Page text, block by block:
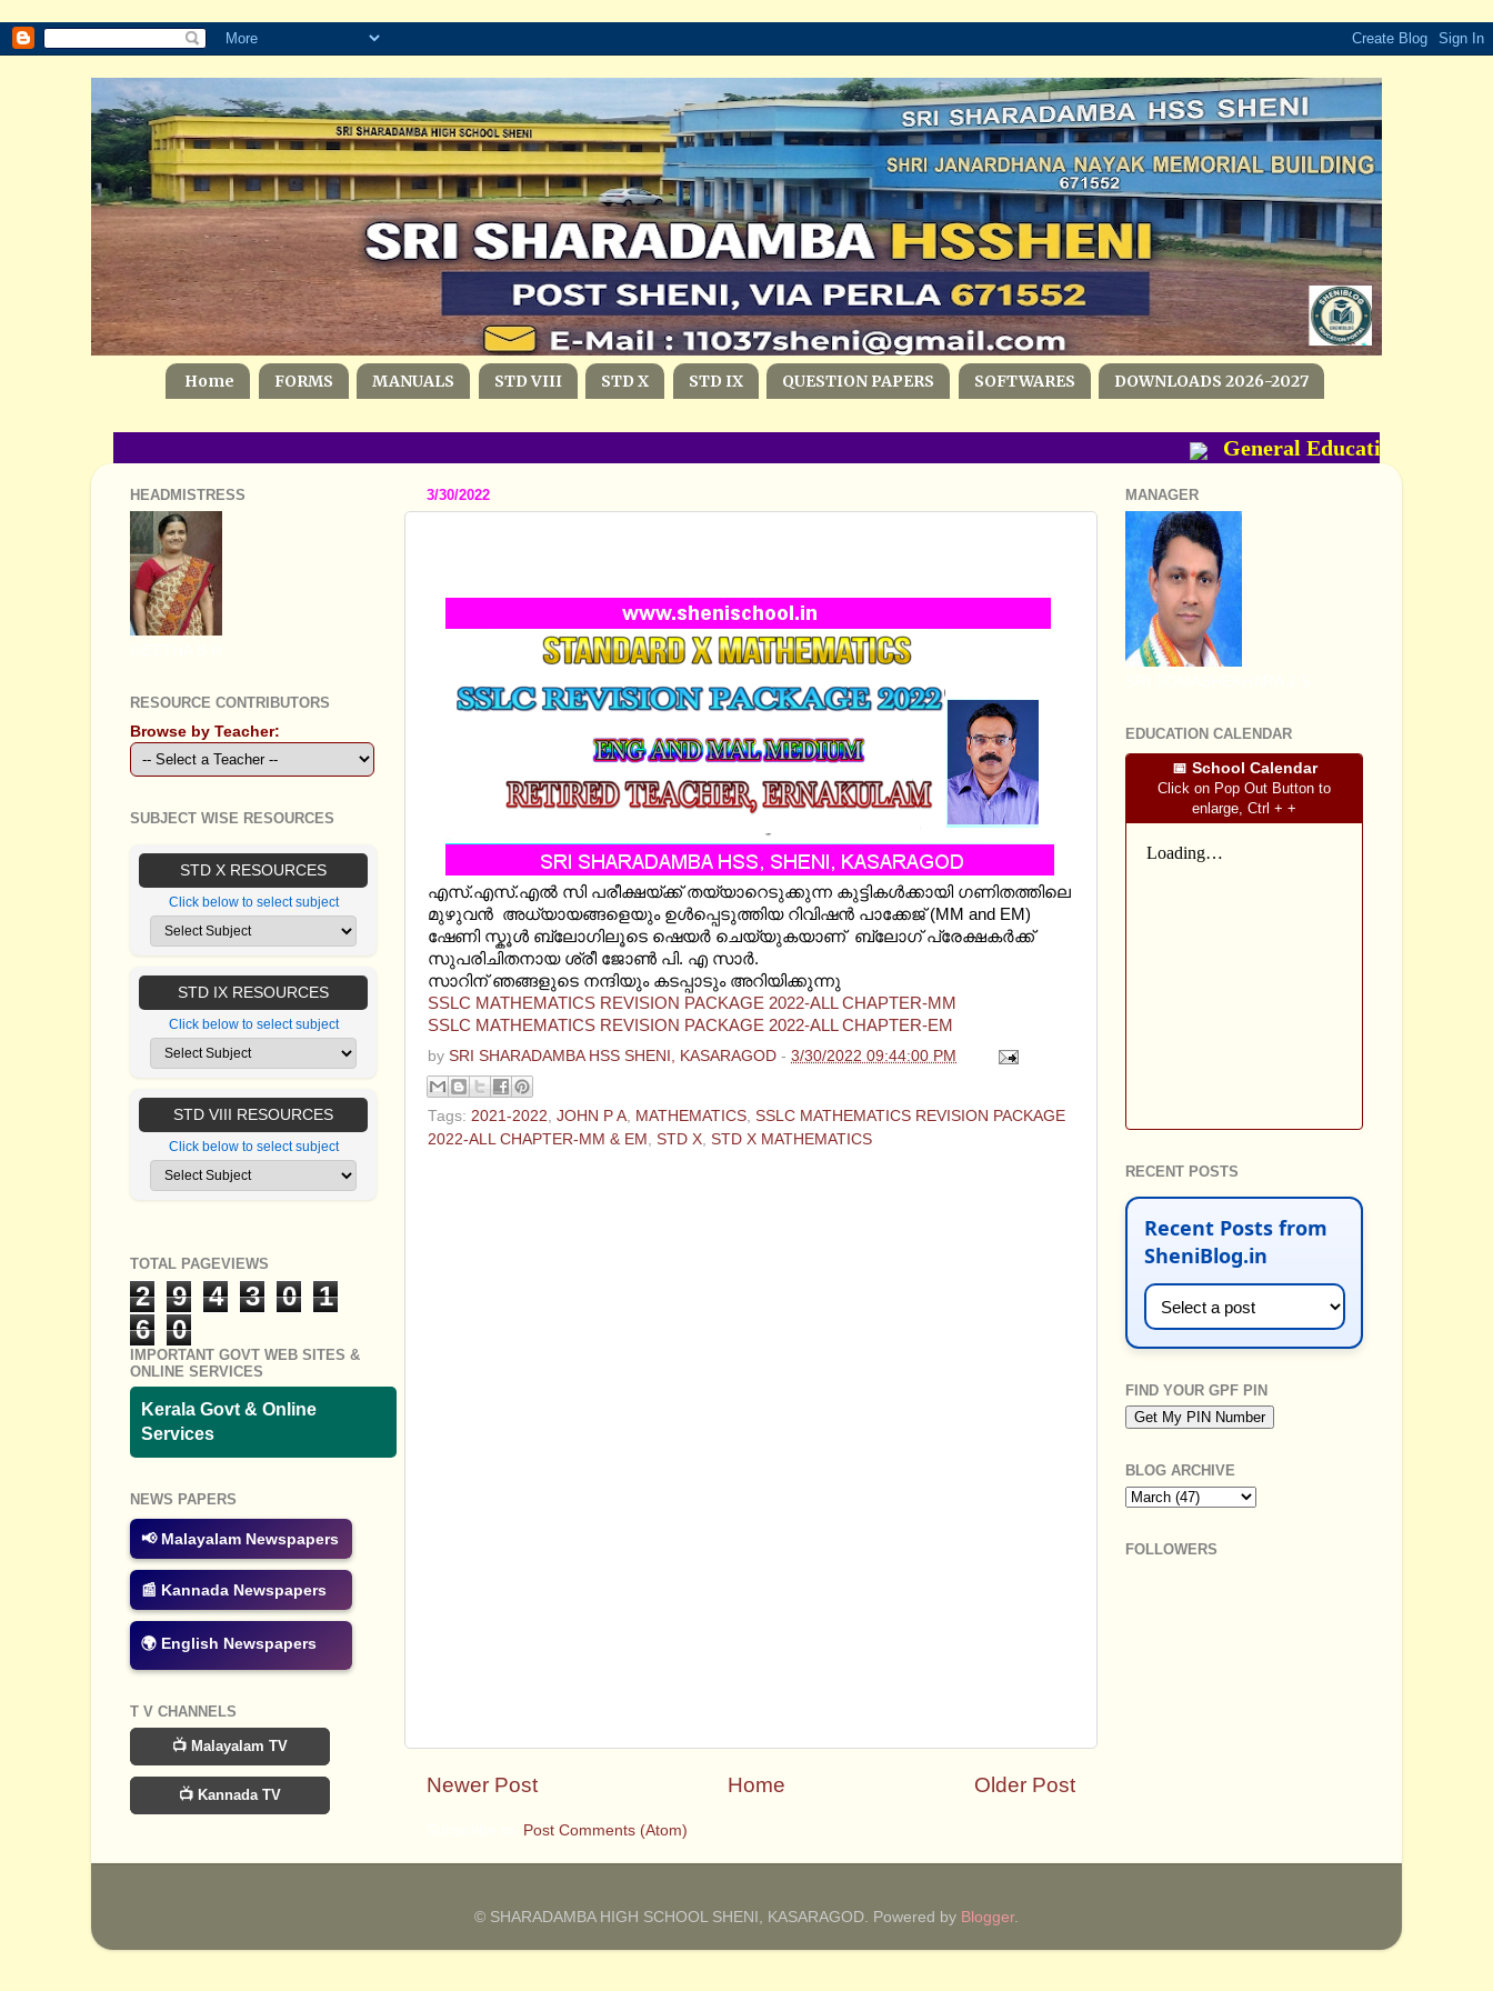
Home FORMS MANUALS STD VIII STD X STD IX QUESTION PAPERS SOFTWARES DOWNLOADS 2026-2027
General Education
3/30/2022
എസ്.എസ്.എല്‍ സി പരീക്ഷയ്ക്ക് തയ്യാറെടുക്കുന്ന കുട്ടികള്‍ക്കായി ഗണിതത്തിലെ
മുഴുവന്‍ അധ്യായങ്ങളെയും ഉള്‍പ്പെടുത്തിയ റിവിഷന്‍ പാക്കേജ് (MM and EM)
ഷേണി സ്കൂള്‍ ബ്ലോഗിലൂടെ ഷെയര്‍ ചെയ്യുകയാണ് ബ്ലോഗ് പ്രേക്ഷകര്‍ക്ക്
സുപരിചിതനായ ശ്രീ ജോണ്‍ പി. എ സാര്‍.
സാറിന് ഞങ്ങളുടെ നന്ദിയും കടപ്പാടും അറിയിക്കുന്നു
SSLC MATHEMATICS REVISION PACKAGE 2022-ALL CHAPTER-MM
SSLC MATHEMATICS REVISION PACKAGE 2022-ALL CHAPTER-EM
by SRI SHARADAMBA HSS SHENI, KASARAGOD - 3/30/2022 09:44:00 PM
Tags: 2021-2022 JOHN P A MATHEMATICS SSLC MATHEMATICS REVISION PACKAGE
2022-ALL CHAPTER-MM & EM STD X STD X MATHEMATICS
Newer Post Older Post
Home
Post Comments (Atom)
HEADMISTRESS
RESOURCE CONTRIBUTORS
Browse by Teacher:
SUBJECT WISE RESOURCES
STD X RESOURCES
Click below to select subject
STD IX RESOURCES
Click below to select subject
STD VIII RESOURCES
Click below to select subject
TOTAL PAGEVIEWS
2 9 4 3 0
1
6
0
IMPORTANT GOVT WEB SITES &
ONLINE SERVICES
Kerala Govt & Online
Services
NEWS PAPERS
📢 Malayalam Newspapers
📰 Kannada Newspapers
🌍 English Newspapers
T V CHANNELS
📺 Malayalam TV
📺 Kannada TV
MANAGER
EDUCATION CALENDAR
📅 School Calendar
Click on Pop Out Button to
enlarge, Ctrl + +
RECENT POSTS
Recent Posts from
SheniBlog.in
FIND YOUR GPF PIN
BLOG ARCHIVE
FOLLOWERS
© SHARADAMBA HIGH SCHOOL SHENI, KASARAGOD. Powered by Blogger.